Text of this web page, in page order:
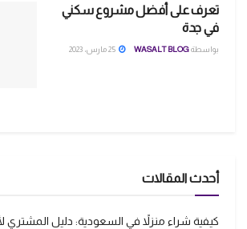
تعرف على أفضل مشروع سكني
في جدة
بواسطةWASALT BLOG
أحدث المقالات
كيفية شراء منزلاً في السعودية: دليل المشتري